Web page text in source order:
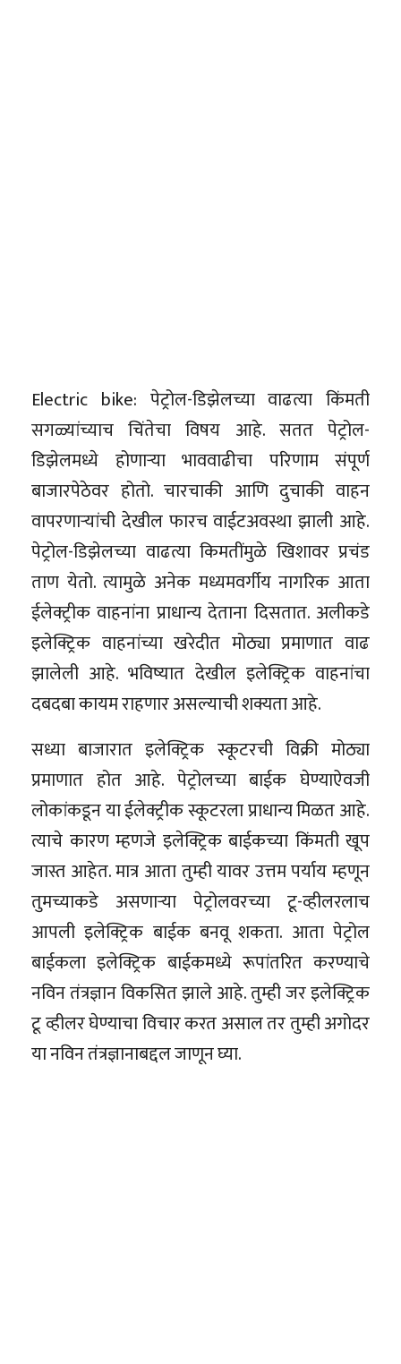
Electric bike: पेट्रोल-डिझेलच्या वाढत्या किंमती
सगळ्यांच्याच चिंतेचा विषय आहे. सतत पेट्रोल-
डिझेलमध्ये होणार्‍या भाववाढीचा परिणाम संपूर्ण
बाजारपेठेवर होतो. चारचाकी आणि दुचाकी वाहन
वापरणार्‍यांची देखील फारच वाईटअवस्था झाली आहे.
पेट्रोल-डिझेलच्या वाढत्या किमतींमुळे खिशावर प्रचंड
ताण येतो. त्यामुळे अनेक मध्यमवर्गीय नागरिक आता
ईलेक्ट्रीक वाहनांना प्राधान्य देताना दिसतात. अलीकडे
इलेक्ट्रिक वाहनांच्या खरेदीत मोठ्या प्रमाणात वाढ
झालेली आहे. भविष्यात देखील इलेक्ट्रिक वाहनांचा
दबदबा कायम राहणार असल्याची शक्यता आहे.
सध्या बाजारात इलेक्ट्रिक स्कूटरची विक्री मोठ्या
प्रमाणात होत आहे. पेट्रोलच्या बाईक घेण्याऐवजी
लोकांकडून या ईलेक्ट्रीक स्कूटरला प्राधान्य मिळत आहे.
त्याचे कारण म्हणजे इलेक्ट्रिक बाईकच्या किंमती खूप
जास्त आहेत. मात्र आता तुम्ही यावर उत्तम पर्याय म्हणून
तुमच्याकडे असणाऱ्या पेट्रोलवरच्या टू-व्हीलरलाच
आपली इलेक्ट्रिक बाईक बनवू शकता. आता पेट्रोल
बाईकला इलेक्ट्रिक बाईकमध्ये रूपांतरित करण्याचे
नविन तंत्रज्ञान विकसित झाले आहे. तुम्ही जर इलेक्ट्रिक
टू व्हीलर घेण्याचा विचार करत असाल तर तुम्ही अगोदर
या नविन तंत्रज्ञानाबद्दल जाणून घ्या.